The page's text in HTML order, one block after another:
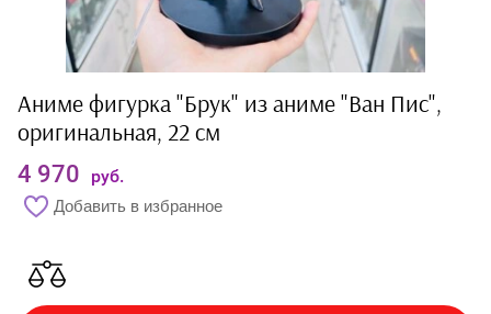
Аниме фигурка "Брук" из аниме "Ван Пис",
оригинальная, 22 см
4 970 руб.
Добавить в избранное